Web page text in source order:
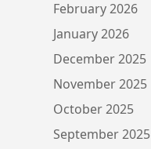
February 2026
January 2026
December 2025
November 2025
October 2025
September 2025